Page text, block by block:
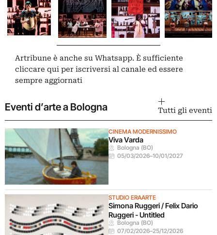
Artribune è anche su Whatsapp. È sufficiente
cliccare qui per iscriversi al canale ed essere
sempre aggiornati
Eventi d’arte a Bologna Tutti gli eventi
CINEMA MODERNISSIMO
Viva Varda
Bologna (BO)
05/03/2026–10/01/2027
STUDIO ERAARTE
Simona Ruggeri / Felix Dario
Ruggeri - Untitled
Bologna (BO)
07/02/2026–25/12/2026